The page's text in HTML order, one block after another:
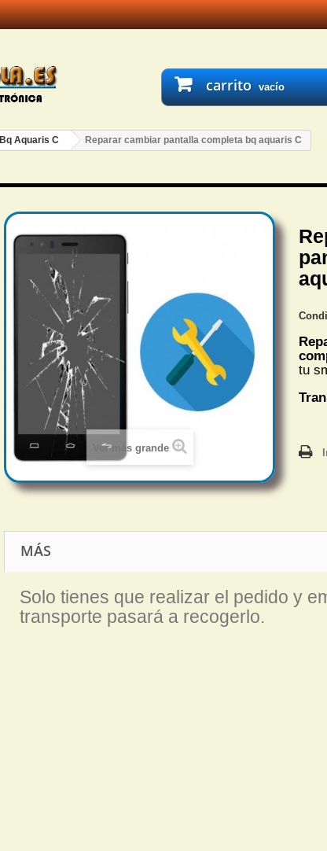
carrito vacío
Bq Aquaris C Reparar cambiar pantalla completa bq aquaris C
Ver más grande
tu
MÁS
Solo tienes que realizar el pedido y
transporte pasará a recogerlo.